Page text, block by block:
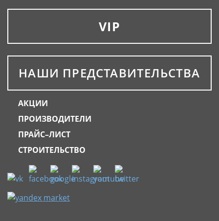
VIP
НАШИ ПРЕДСТАВИТЕЛЬСТВА
АКЦИИ
ПРОИЗВОДИТЕЛИ
ПРАЙС–ЛИСТ
СТРОИТЕЛЬСТВО